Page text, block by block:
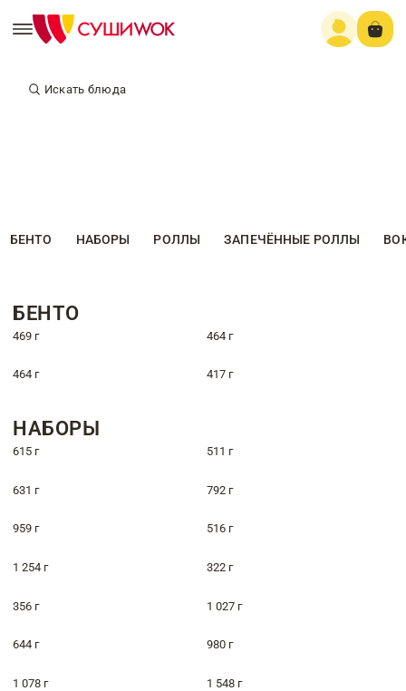
Искать блюда
БЕНТО НАБОРЫ РОЛЛЫ ЗАПЕЧЁННЫЕ РОЛЛЫ
БЕНТО
469 г 464 г
464 г 417 г
НАБОРЫ
615 г 511 г
631 г 792 г
959 г 516 г
1 254 г 322 г
356 г 1 027 г
644 г 980 г
1 078 г 1 548 г